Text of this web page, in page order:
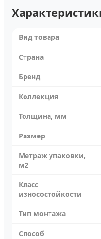
Вид товара
Страна
Бренд
Коллекция
Толщина, мм
Размер
Метраж упаковки,
м2
Класс
износостойкости
Тип монтажа
Способ